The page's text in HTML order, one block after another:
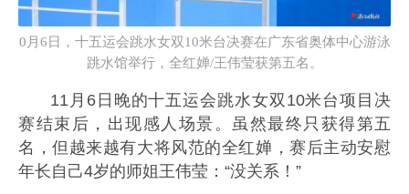
0月6日，十五运会跳水女双10米台决赛在广东省奥体中心游泳
跳水馆举行，全红婵/王伟莹获第五名。
11月6日晚的十五运会跳水女双10米台项目决
赛结束后，出现感人场景。虽然最终只获得第五
名，但越来越有大将风范的全红婵，赛后主动安慰
年长自己4岁的师姐王伟莹：“没关系！”